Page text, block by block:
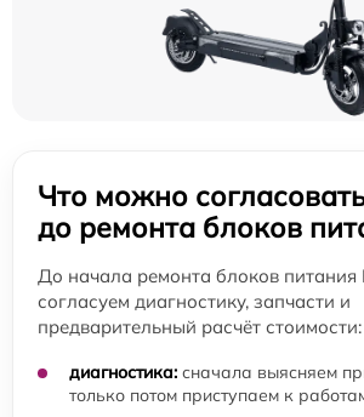
Что можно
до ремонта блоков
До начала ремонта блоков питания
согласуем диагностику, запчасти и
предварительный расчёт стоимости:
диагностика: сначала выясняем
только потом приступаем к